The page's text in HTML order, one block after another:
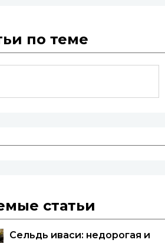
по теме
статьи
Сельдь иваси: недорогая и